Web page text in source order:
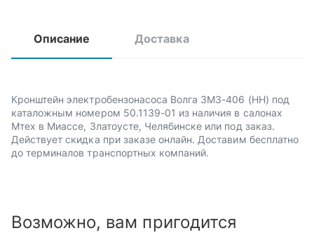
Описание Доставка
Кронштейн электробензонасоса Волга ЗМЗ-406 (НН) под
каталожным номером 50.1139-01 из наличия в салонах
Мтех в Миассе, Златоусте, Челябинске или под заказ.
Действует скидка при заказе онлайн. Доставим бесплатно
до терминалов транспортных компаний.
Возможно, вам пригодится